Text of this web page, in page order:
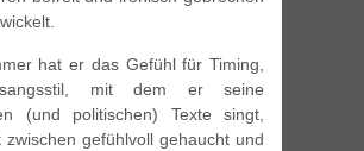
hat er das Gefühl für Timing,
mit dem er seine
(und politischen) Texte singt,
zwischen gefühlvoll gehaucht und